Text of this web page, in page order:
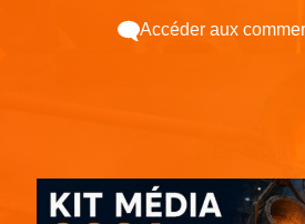
Accéder aux